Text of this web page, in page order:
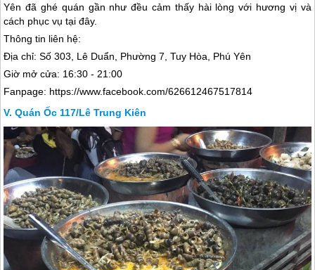
Yên đã ghé quán gần như đều cảm thấy hài lòng với hương vị và
cách phục vụ tại đây.
Thông tin liên hệ:
Địa chỉ: Số 303, Lê Duẩn, Phường 7, Tuy Hòa, Phú Yên
Giờ mở cửa: 16:30 - 21:00
Fanpage: https://www.facebook.com/626612467517814
Quán Ốc 117/Lê Trung Kiên